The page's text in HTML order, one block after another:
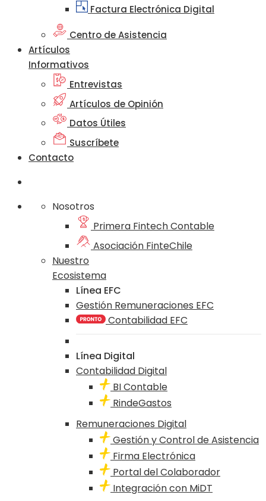
Factura Electrónica Digital
Centro de Asistencia
Artículos
Informativos
Entrevistas
Artículos de Opinión
Datos Útiles
Suscríbete
Contacto
Nosotros
Primera Fintech Contable
Asociación FinteChile
Nuestro
Ecosistema
Línea EFC
Gestión Remuneraciones EFC
Contabilidad EFC
Línea Digital
Contabilidad Digital
BI Contable
RindeGastos
Remuneraciones Digital
Gestión y Control de Asistencia
Firma Electrónica
Portal del Colaborador
Integración con MiDT